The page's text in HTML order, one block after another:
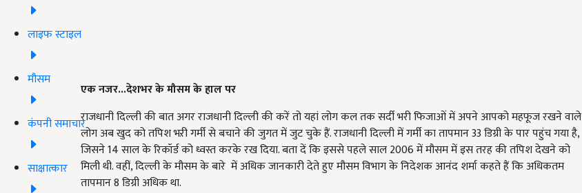
लाइफ स्टाइल
मौसम
कंपनी समाचार
साक्षात्कार
एक नजर...देशभर के मौसम के हाल पर
राजधानी दिल्ली की बात अगर राजधानी दिल्ली की करें तो यहां लोग कल तक सर्दी भरी फिजाओं में अपने आपको महफूज रखने वाले
लोग अब खुद को तपिश भऱी गर्मी से बचाने की जुगत में जुट चुके हैं. राजधानी दिल्ली में गर्मी का तापमान 33 डिग्री के पार पहुंच गया है,
जिसने 14 साल के रिकॉर्ड को ध्वस्त करके रख दिया. बता दें कि इससे पहले साल 2006 में मौसम में इस तरह की तपिश देखने को
मिली थी. वहीं, दिल्ली के मौसम के बारे में अधिक जानकारी देते हुए मौसम विभाग के निदेशक आनंद शर्मा कहते हैं कि अधिकतम
तापमान 8 डिग्री अधिक था.